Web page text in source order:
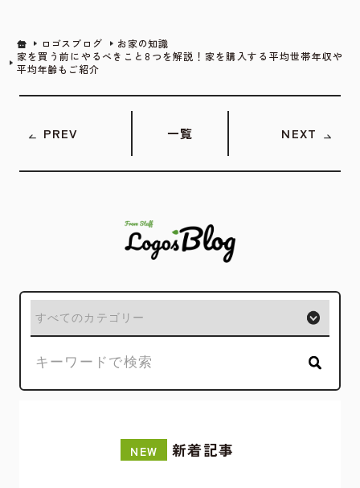
NEW 新着記事
PREV 一覧 NEXT
ロゴスブログ
お家の知識
家を買う前にやるべきこと8つを解説！家を購入する平均世帯年収や
平均年齢もご紹介